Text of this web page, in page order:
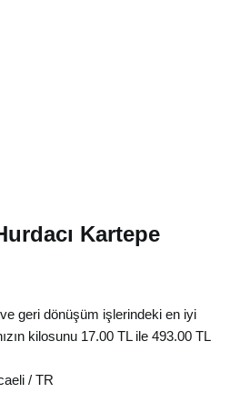
Kartepe
ve geri dönüşüm işlerindeki en iyi
kilosunu 17.00 TL ile 493.00 TL
/TR